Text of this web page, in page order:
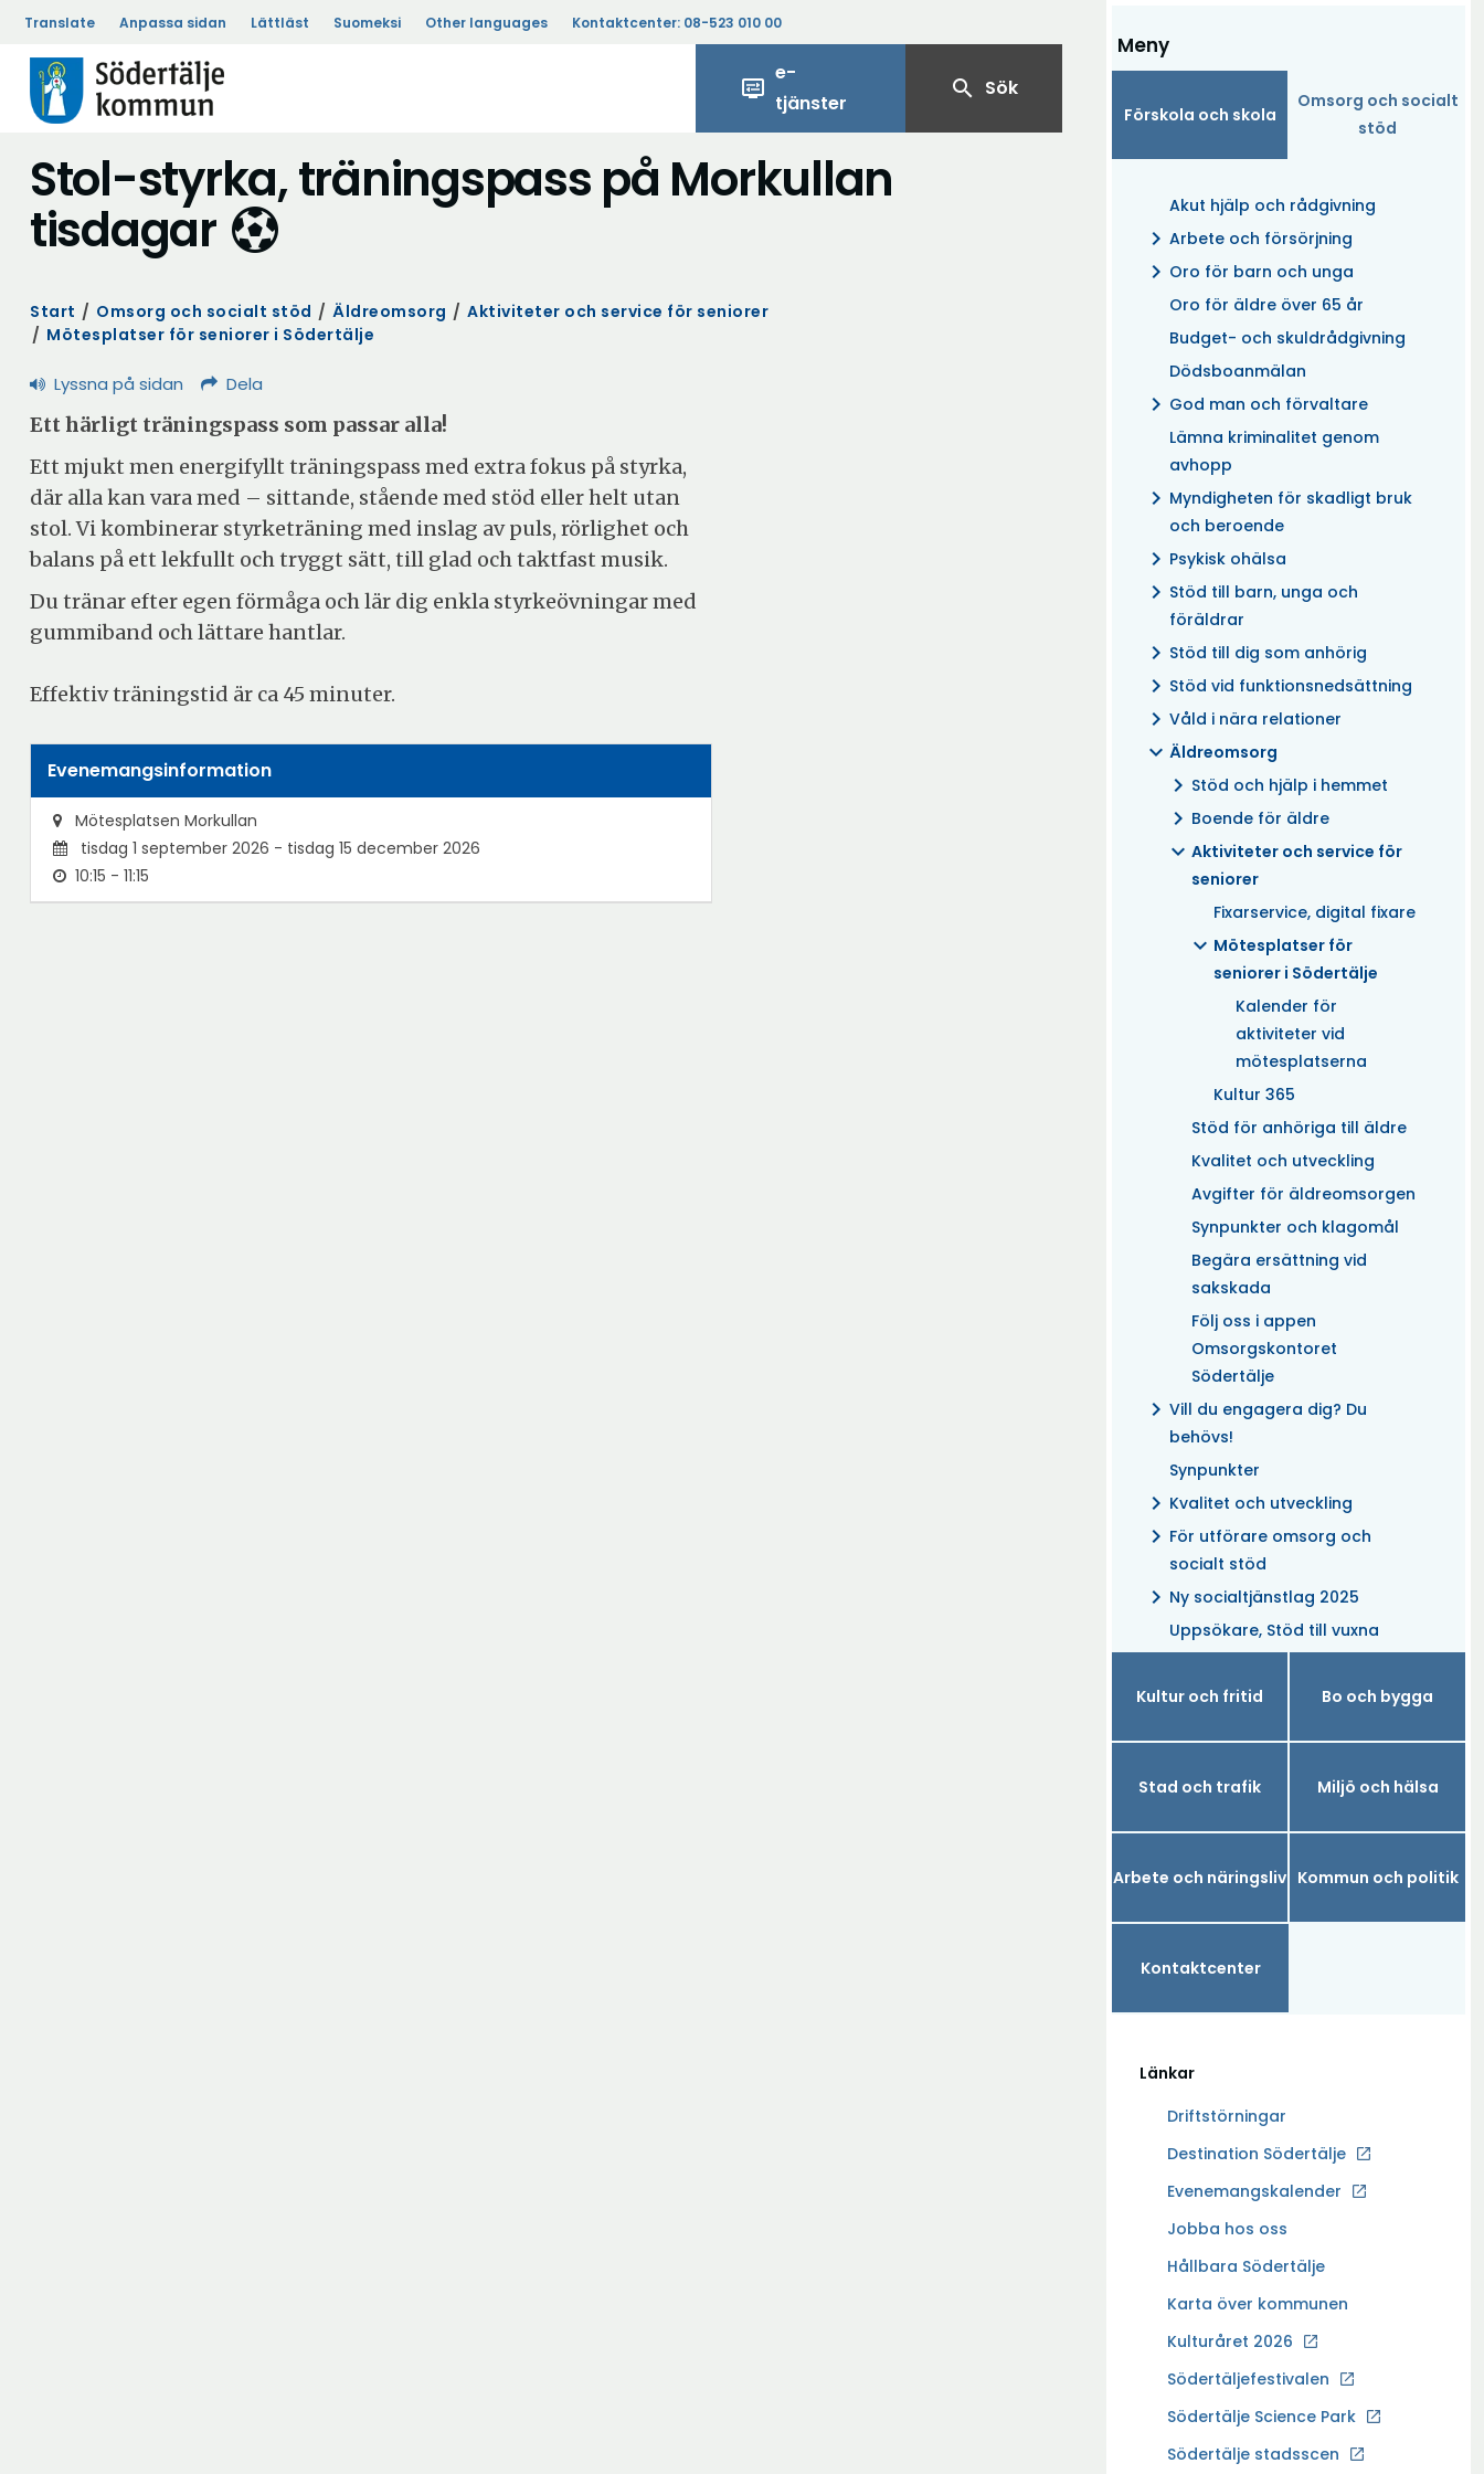
Translate Anpassa sidan Lättläst Suomeksi Other languages Kontaktcenter: 08-523 010 00
display_settings
e-
tjänster
search Sök
Meny
Förskola och skola
Omsorg och socialt
stöd
Akut hjälp och rådgivning
chevron_right Arbete och försörjning
chevron_right Oro för barn och unga
Oro för äldre över 65 år
Budget- och skuldrådgivning
Dödsboanmälan
chevron_right God man och förvaltare
Lämna kriminalitet genom
avhopp
chevron_right Myndigheten för skadligt bruk
och beroende
chevron_right Psykisk ohälsa
chevron_right Stöd till barn, unga och
föräldrar
chevron_right Stöd till dig som anhörig
chevron_right Stöd vid funktionsnedsättning
chevron_right Våld i nära relationer
expand_more Äldreomsorg
chevron_right Stöd och hjälp i hemmet
chevron_right Boende för äldre
expand_more Aktiviteter och service för
seniorer
Fixarservice, digital fixare
expand_more Mötesplatser för
seniorer i Södertälje
Kalender för
aktiviteter vid
mötesplatserna
Kultur 365
Stöd för anhöriga till äldre
Kvalitet och utveckling
Avgifter för äldreomsorgen
Synpunkter och klagomål
Begära ersättning vid
sakskada
Följ oss i appen
Omsorgskontoret
Södertälje
chevron_right Vill du engagera dig? Du
behövs!
Synpunkter
chevron_right Kvalitet och utveckling
chevron_right För utförare omsorg och
socialt stöd
chevron_right Ny socialtjänstlag 2025
Uppsökare, Stöd till vuxna
Kultur och fritid Bo och bygga
Stad och trafik Miljö och hälsa
Arbete och näringsliv Kommun och politik
Kontaktcenter
Länkar
Driftstörningar
Destination Södertälje
Ö
p
n
a
y
t
f
ö
Evenemangskalender
Jobba hos oss
Ö
p
n
a
y
t
Hållbara Södertälje
Karta över kommunen
Kulturåret 2026
Södertäljefestivalen
Södertälje Science Park
Ö
p
Södertälje stadsscen
Stol-styrka, träningspass på Morkullan
tisdagar
Start / Omsorg och socialt stöd / Äldreomsorg / Aktiviteter och service för seniorer
/ Mötesplatser för seniorer i Södertälje
Lyssna på sidan Dela
Ett härligt träningspass som passar alla!
Ett mjukt men energifyllt träningspass med extra fokus på styrka,
där alla kan vara med – sittande, stående med stöd eller helt utan
stol. Vi kombinerar styrketräning med inslag av puls, rörlighet och
balans på ett lekfullt och tryggt sätt, till glad och taktfast musik.
Du tränar efter egen förmåga och lär dig enkla styrkeövningar med
gummiband och lättare hantlar.
Effektiv träningstid är ca 45 minuter.
Evenemangsinformation
Mötesplatsen Morkullan
tisdag 1 september 2026 - tisdag 15 december 2026
10:15 - 11:15